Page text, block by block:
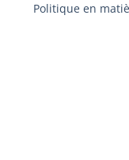
Politique en